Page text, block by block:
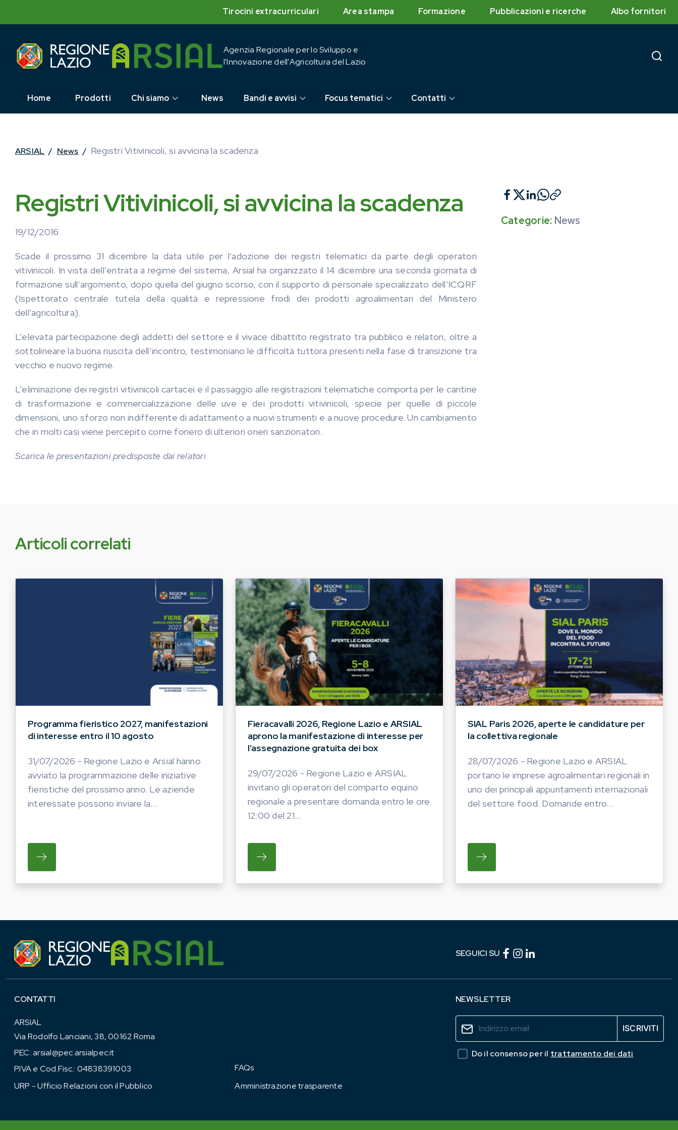
Tirocini extracurriculari Area stampa Formazione Pubblicazioni e ricerche Albo fornitori
Agenzia Regionale per lo Sviluppo e
l'Innovazione dell'Agricoltura del Lazio
Home Prodotti Chi siamo News Bandi e avvisi Focus tematici Contatti
ARSIAL / News / Registri Vitivinicoli, si avvicina la scadenza
Registri Vitivinicoli, si avvicina la scadenza
19/12/2016
Scade il prossimo 31 dicembre la data utile per l’adozione dei registri telematici da parte degli operatori
vitivinicoli. In vista dell’entrata a regime del sistema, Arsial ha organizzato il 14 dicembre una seconda giornata di
formazione sull’argomento, dopo quella del giugno scorso, con il supporto di personale specializzato dell’ICQRF
(Ispettorato centrale tutela della qualità e repressione frodi dei prodotti agroalimentari del Ministero
dell’agricoltura).
L’elevata partecipazione degli addetti del settore e il vivace dibattito registrato tra pubblico e relatori, oltre a
sottolineare la buona riuscita dell’incontro, testimoniano le difficoltà tuttora presenti nella fase di transizione tra
vecchio e nuovo regime.
L’eliminazione dei registri vitivinicoli cartacei e il passaggio alle registrazioni telematiche comporta per le cantine
di trasformazione e commercializzazione delle uve e dei prodotti vitivinicoli, specie per quelle di piccole
dimensioni, uno sforzo non indifferente di adattamento a nuovi strumenti e a nuove procedure. Un cambiamento
che in molti casi viene percepito come foriero di ulteriori oneri sanzionatori.
Scarica le presentazioni predisposte dai relatori
Categorie: News
Articoli correlati
Programma fieristico 2027, manifestazioni
di interesse entro il 10 agosto
31/07/2026 - Regione Lazio e Arsial hanno
avviato la programmazione delle iniziative
fieristiche del prossimo anno. Le aziende
interessate possono inviare la...
SU REGIONE LAZIO E ARSIAL HANNO AVVIATO LA PROGRAMMAZIONE DELLE INIZIATIVE FIERISTICHE DEL PROSSIMO ANNO. LE AZIENDE
Fieracavalli 2026, Regione Lazio e ARSIAL
aprono la manifestazione di interesse per
l’assegnazione gratuita dei box
29/07/2026 - Regione Lazio e ARSIAL
invitano gli operatori del comparto equino
regionale a presentare domanda entro le ore
12:00 del 21...
SU REGIONE LAZIO E ARSIAL INVITANO GLI OPERATORI DEL COMPARTO EQUINO REGIONALE
SIAL Paris 2026, aperte le candidature per
la collettiva regionale
28/07/2026 - Regione Lazio e ARSIAL
portano le imprese agroalimentari regionali in
uno dei principali appuntamenti internazionali
del settore food. Domande entro...
SU REGIONE LAZIO E ARSIAL PORTANO LE
SEGUICI SU Facebook (link esterno)
Instagram (link esterno)
CONTATTI
ARSIAL
Via Rodolfo Lanciani, 38, 00162 Roma
PEC:arsial@pec.arsialpec.it
P.IVA e Cod.Fisc.: 04838391003
URP - Ufficio Relazioni con il Pubblico
FAQs
Amministrazione trasparente
NEWSLETTER
Do il consenso per il trattamento dei dati